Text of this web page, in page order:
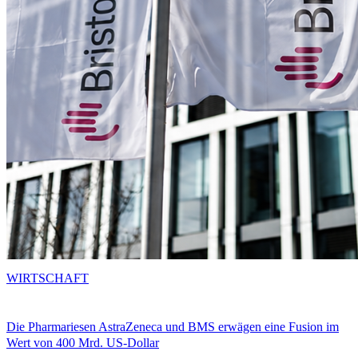
Die Pharmariesen AstraZeneca und BMS erwägen eine Fusion im
Wert von 400 Mrd. US-Dollar
WIRTSCHAFT